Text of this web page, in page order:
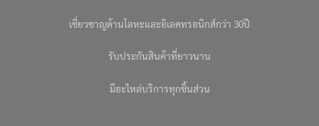
เชี่ยวชาญด้านโลหะและอิเลคทรอนิกส์กว่า 30ปี
รับประกันสินค้าที่ยาวนาน
มีอะไหล่บริการทุกชิ้นส่วน